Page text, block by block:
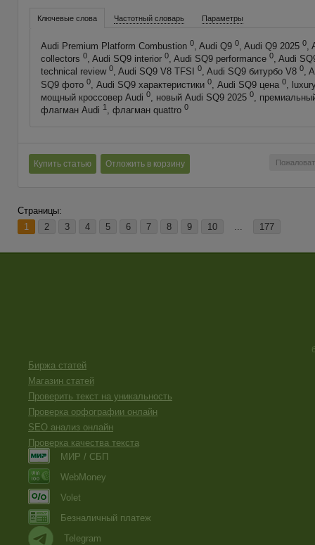
Ключевые слова Частотный словарь Параметры
Audi Premium Platform Combustion 0, Audi Q9 0, Audi Q9 2025 0,
collectors 0, Audi SQ9 interior 0, Audi SQ9 performance 0, Audi
technical review 0, Audi SQ9 V8 TFSI 0, Audi SQ9 битурбо V8 0,
SQ9 фото 0, Audi SQ9 характеристики 0, Audi SQ9 цена 0,
мощный кроссовер Audi 0, новый Audi SQ9 2025 0,
флагман Audi 1 , флагман quattro 0
Купить статью Отложить в корзину
Страницы:
1
2 3 4 5 6 7 8 9 10 177
Биржа статей
Магазин статей
Проверить текст на уникальность
Проверка орфографии онлайн
SEO анализ онлайн
Проверка качества текста
МИР / СБП
WebMoney
Volet
Безналичный платеж
Telegram